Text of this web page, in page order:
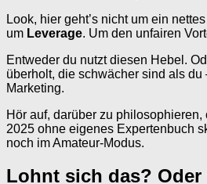
Look, hier geht’s nicht um ein
um Leverage. Um den unfairen
Entweder du nutzt diesen Hebel.
überholt, die schwächer sind als du
Marketing.
Hör auf, darüber zu philosophieren,
2025 ohne eigenes Expertenbuch
noch im Amateur-Modus.
Lohnt sich das?